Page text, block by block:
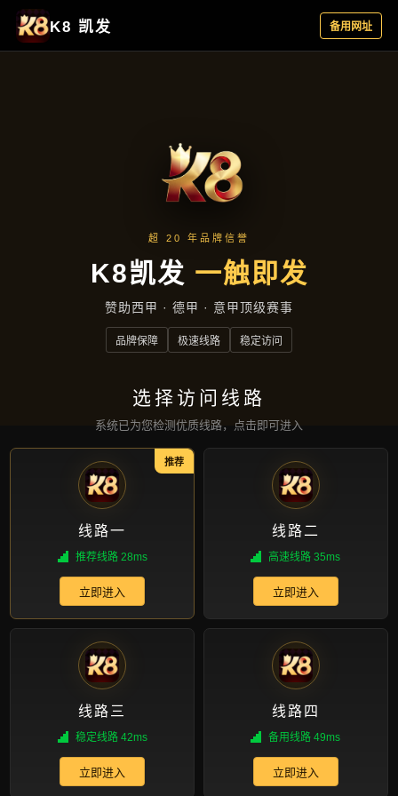
品牌故事
首页 品牌故事